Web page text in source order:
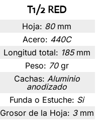
T1/2 RED
Hoja: 80 mm
Acero: 440C
Longitud total: 185 mm
Peso: 70 gr
Cachas: Aluminio
anodizado
Funda o Estuche: Si
Grosor de la Hoja: 3 mm